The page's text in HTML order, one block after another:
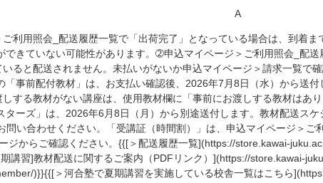
A
利用照会_配送履歴一覧で「出荷完了」となっている場合は、到着
きていない可能性があります。➁申込マイページ＞ご利用照会_配
ると配送されません。未払いがないか申込マイページ＞請求一覧
「事前配付教材」は、お支払い確認後、2026年7月8日（水）から送
する教材がない講座は、使用教材欄に「事前にお渡しする教材はあ
ーズ」は、2026年6月8日（月）から別途送付します。教材配送ス
い合わせください。「受講証（時間割）」は、申込マイページ＞
ジからご確認ください。{{[＞配送履歴一覧](https://store.kawai-
講習]教材配送に関するご案内（PDFリンク）](https://store.kawai-
)}}{{[＞河合塾で夏期講習を実施している校舎一覧はこちら